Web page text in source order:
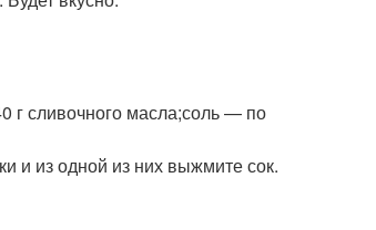
г сливочного масла;соль — по
и из одной из них выжмите сок.